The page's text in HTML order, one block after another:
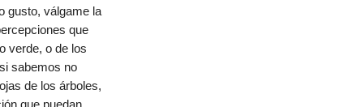
gusto, válgame la
que
verde, o de los
sabemos no
de los árboles,
que puedan